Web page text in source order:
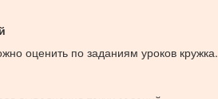
оценить по заданиям уроков кружка.